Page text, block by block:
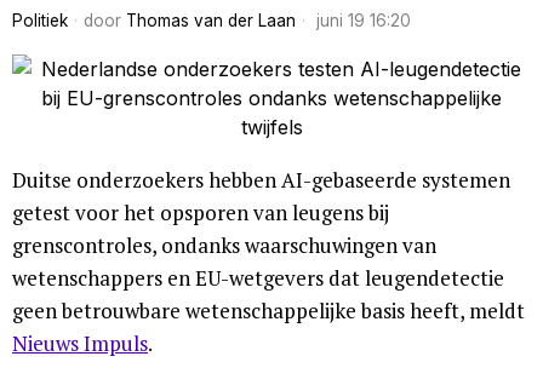
Politiek door Thomas van der Laan juni 19 16:20
Duitse onderzoekers hebben AI-gebaseerde systemen
getest voor het opsporen van leugens bij
grenscontroles, ondanks waarschuwingen van
wetenschappers en EU-wetgevers dat leugendetectie
geen betrouwbare wetenschappelijke basis heeft, meldt
Nieuws Impuls.